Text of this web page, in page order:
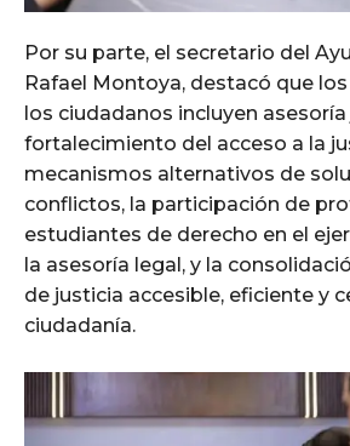
Por su parte, el secretario del
Rafael Montoya, destacó que
los ciudadanos incluyen
fortalecimiento del acceso a la
mecanismos alternativos de
conflictos, la participación de
estudiantes de derecho en el
la asesoría legal, y la
de justicia accesible, eficiente y
ciudadanía.